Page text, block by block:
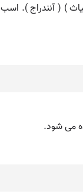
( آنندراج ). اسب